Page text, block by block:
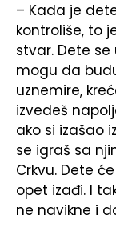
– Kada je
kontroliše, to
stvar. Dete se
mogu da
uznemire,
izvedeš
ako si izašao
se igraš sa
Crkvu. Dete
opet izađi. I
ne navikne i